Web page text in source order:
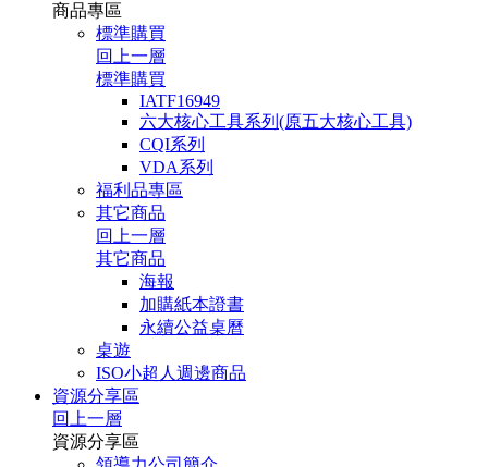
商品專區
標準購買
回上一層
標準購買
IATF16949
六大核心工具系列(原五大核心工具)
CQI系列
VDA系列
福利品專區
其它商品
回上一層
其它商品
海報
加購紙本證書
永續公益桌曆
桌遊
ISO小超人週邊商品
資源分享區
回上一層
資源分享區